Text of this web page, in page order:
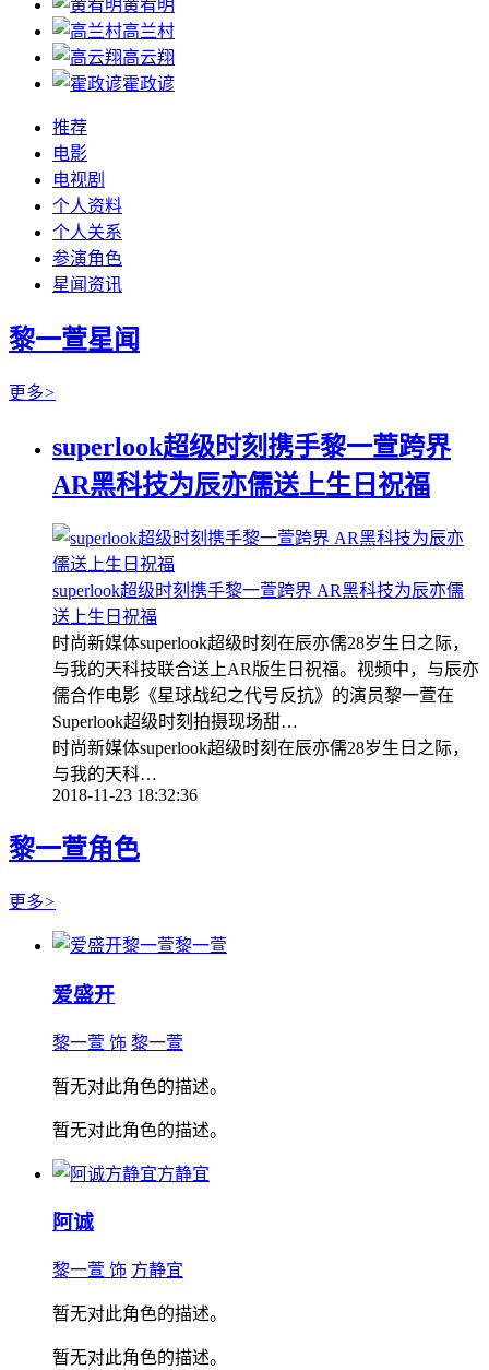
黄宥明
高兰村
高云翔
霍政谚
推荐
电影
电视剧
个人资料
个人关系
参演角色
星闻资讯
黎一萱星闻
更多>
superlook超级时刻携手黎一萱跨界
AR黑科技为辰亦儒送上生日祝福
superlook超级时刻携手黎一萱跨界 AR黑科技为辰亦儒
送上生日祝福
时尚新媒体superlook超级时刻在辰亦儒28岁生日之际，
与我的天科技联合送上AR版生日祝福。视频中，与辰亦
儒合作电影《星球战纪之代号反抗》的演员黎一萱在
Superlook超级时刻拍摄现场甜…
时尚新媒体superlook超级时刻在辰亦儒28岁生日之际，
与我的天科…
2018-11-23 18:32:36
黎一萱角色
更多>
黎一萱
爱盛开
黎一萱 饰 黎一萱
暂无对此角色的描述。
暂无对此角色的描述。
方静宜
阿诚
黎一萱 饰 方静宜
暂无对此角色的描述。
暂无对此角色的描述。